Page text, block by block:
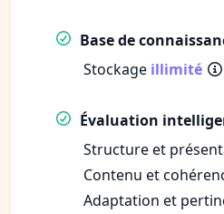
Base de
Stockage illimité
Évaluation
Structure et
Contenu et
Adaptation et